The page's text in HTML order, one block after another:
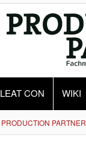
LEAT CON WIKI
PRODUCTION PARTNER